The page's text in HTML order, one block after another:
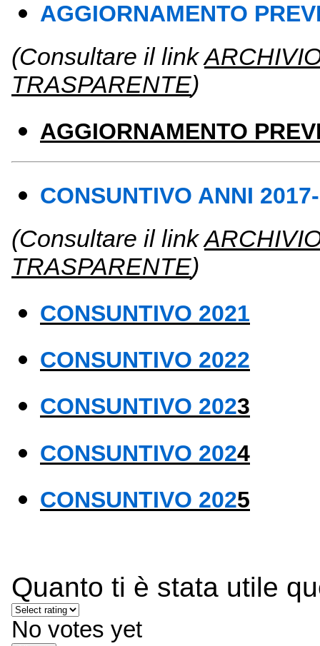
AGGIORNAMENTO
(Consultare il link
TRASPARENTE)
AGGIORNAMENTO
CONSUNTIVO ANNI
(Consultare il link
TRASPARENTE)
CONSUNTIVO 2021
CONSUNTIVO 2022
CONSUNTIVO 2023
CONSUNTIVO 2024
CONSUNTIVO 2025
Quanto ti è stata utile
No votes yet